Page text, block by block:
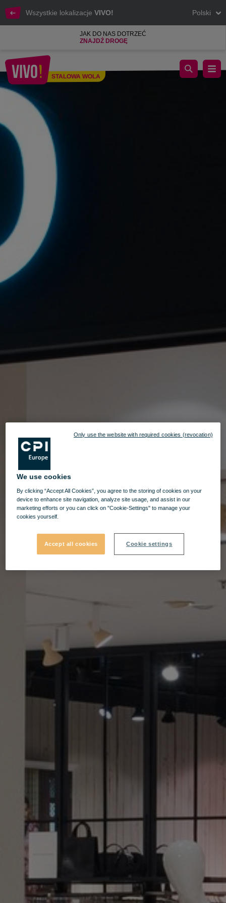
Wszystkie lokalizacje VIVO! Polski
JAK DO NAS DOTRZEĆ
ZNAJDŹ DROGĘ
Stalowa Wola
STALOWA WOLA
Ubrania dla dzieci, młodzieży i dorosłych | Niska cena
We use cookies
By clicking “Accept All Cookies”, you agree to the storing of cookies on your
device to enhance site navigation, analyze site usage, and assist in our
marketing efforts or you can click on "Cookie-Settings" to manage your
cookies yourself.
Accept all cookies Cookie settings
Only use the website with required cookies (revocation)